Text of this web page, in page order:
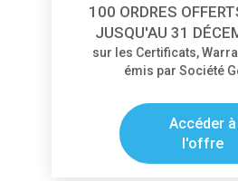
100 ORDRES
JUSQU'AU 31
sur les Certificats,
émis par Société
Accéder à
l'offre